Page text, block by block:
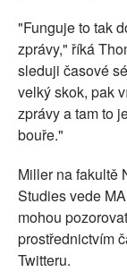
"Funguje to tak
zprávy," říká
sleduji časové
velký skok, pak
zprávy a tam to
bouře."
Miller na fakultě
Studies vede
mohou
prostřednictvím
Twitteru.